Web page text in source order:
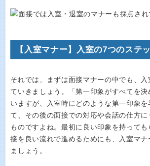
【入室マナー】入室の7つのステ
それでは、まずは面接マナーの中でも、
ていきましょう。「第一印象がすべてを
いますが、入室時にどのような第一印象を
て、その後の面接での対応や会話の仕方に
ものですよね。最初に良い印象を持って
接を良い流れで進めるためにも、入室マナ
ましょう。